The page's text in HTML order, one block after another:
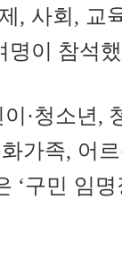
, 사회, 교
명이 참석
·청소년,
가족, 어
‘구민 임